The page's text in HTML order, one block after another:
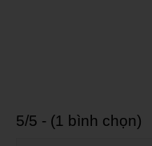
5/5 - (1 bình chọn)